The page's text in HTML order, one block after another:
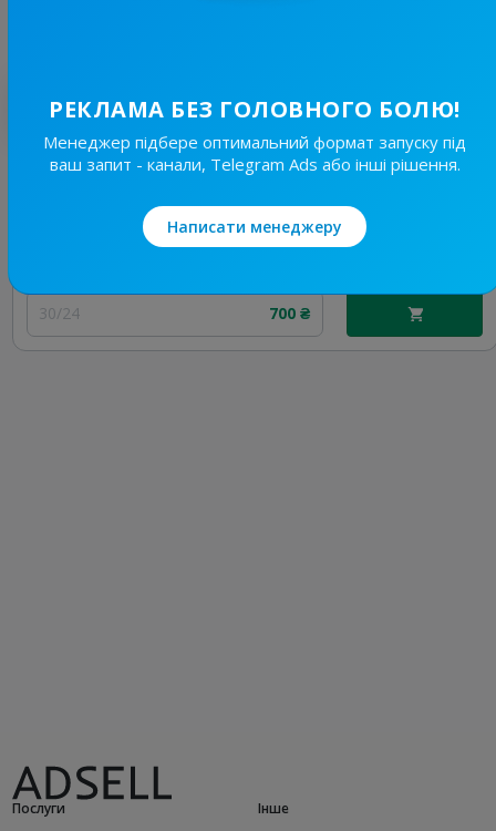
Найкращі за темою
6.1K/
99
Криптовалюти
30/24 700 ₴
Послуги
Інше
РЕКЛАМА БЕЗ ГОЛОВНОГО БОЛЮ!
Менеджер підбере оптимальний формат запуску під
ваш запит - канали, Telegram Ads або інші рішення.
Написати менеджеру